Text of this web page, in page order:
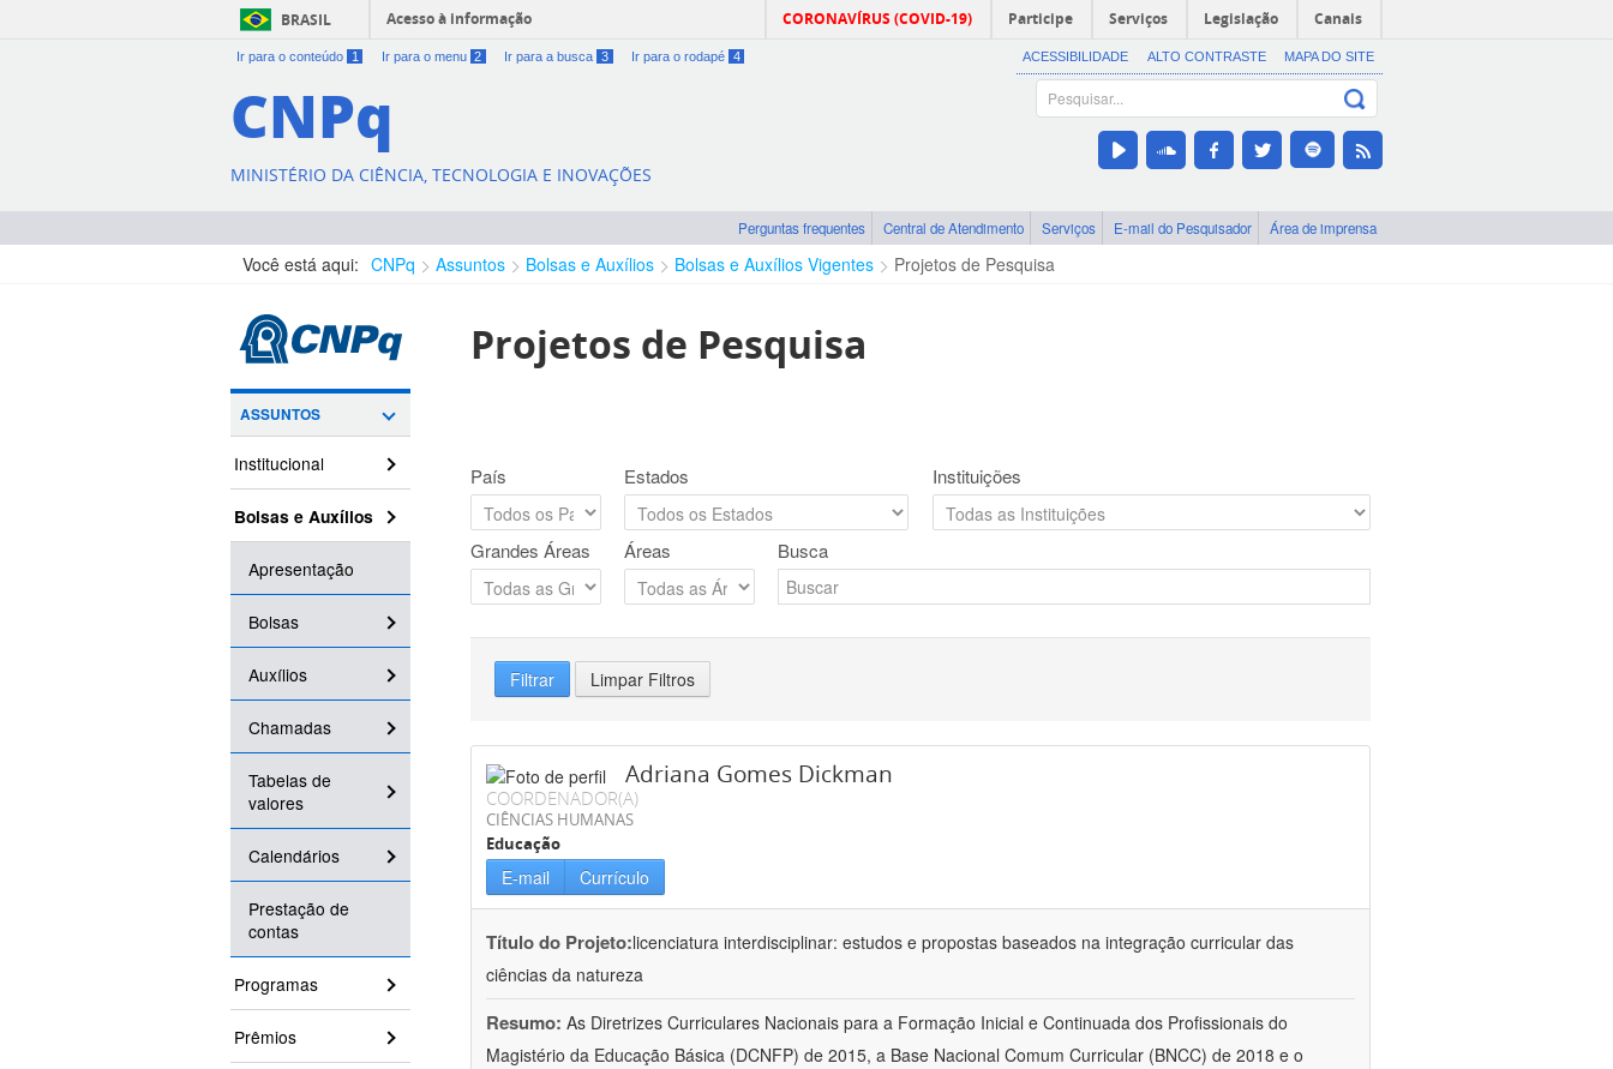
BRASIL Acesso à informação CORONAVÍRUS (COVID-19) Participe Serviços Legislação Canais
Ir para o conteúdo 1 Ir para o menu 2 Ir para a busca 3 Ir para o rodapé 4 ACESSIBILIDADE ALTO CONTRASTE MAPA DO SITE
CNPq
MINISTÉRIO DA CIÊNCIA, TECNOLOGIA E INOVAÇÕES
Perguntas frequentes Central de Atendimento Serviços E-mail do Pesquisador Área de imprensa
Você está aqui: CNPq Assuntos Bolsas e Auxílios Bolsas e Auxílios Vigentes Projetos de Pesquisa
ASSUNTOS
Institucional
Bolsas e Auxílios
Apresentação
Bolsas
Auxílios
Chamadas
Tabelas de
valores
Calendários
Prestação de
contas
Programas
Prêmios
Projetos de Pesquisa
País Estados Instituições
Grandes Áreas Áreas Busca
Filtrar Limpar Filtros
Adriana Gomes Dickman
COORDENADOR(A)
CIÊNCIAS HUMANAS
Educação
E-mail Currículo
Título do Projeto:licenciatura interdisciplinar: estudos e propostas baseados na integração curricular das
ciências da natureza
Resumo: As Diretrizes Curriculares Nacionais para a Formação Inicial e Continuada dos Profissionais do
Magistério da Educação Básica (DCNFP) de 2015, a Base Nacional Comum Curricular (BNCC) de 2018 e o